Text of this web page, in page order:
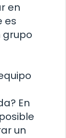
en
es
En
un